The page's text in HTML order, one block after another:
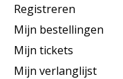
Registreren
Mijn bestellingen
Mijn tickets
Mijn verlanglijst